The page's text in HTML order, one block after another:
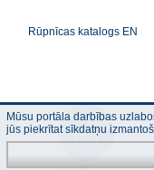
Rūpnīcas katalogs EN
Mūsu portāla darbības
jūs piekrītat sīkdatņu